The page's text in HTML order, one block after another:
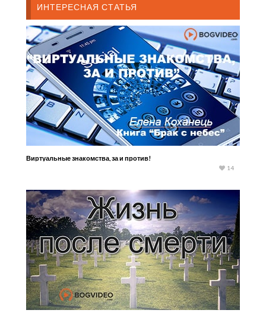
ИНТЕРЕСНАЯ СТАТЬЯ
Виртуальные знакомства, за и против!
14